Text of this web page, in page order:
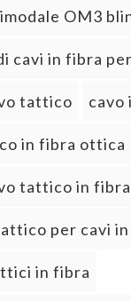
OM3
cavi in fibra
tattico
in fibra ottica
tattico in
per cavi
in fibra